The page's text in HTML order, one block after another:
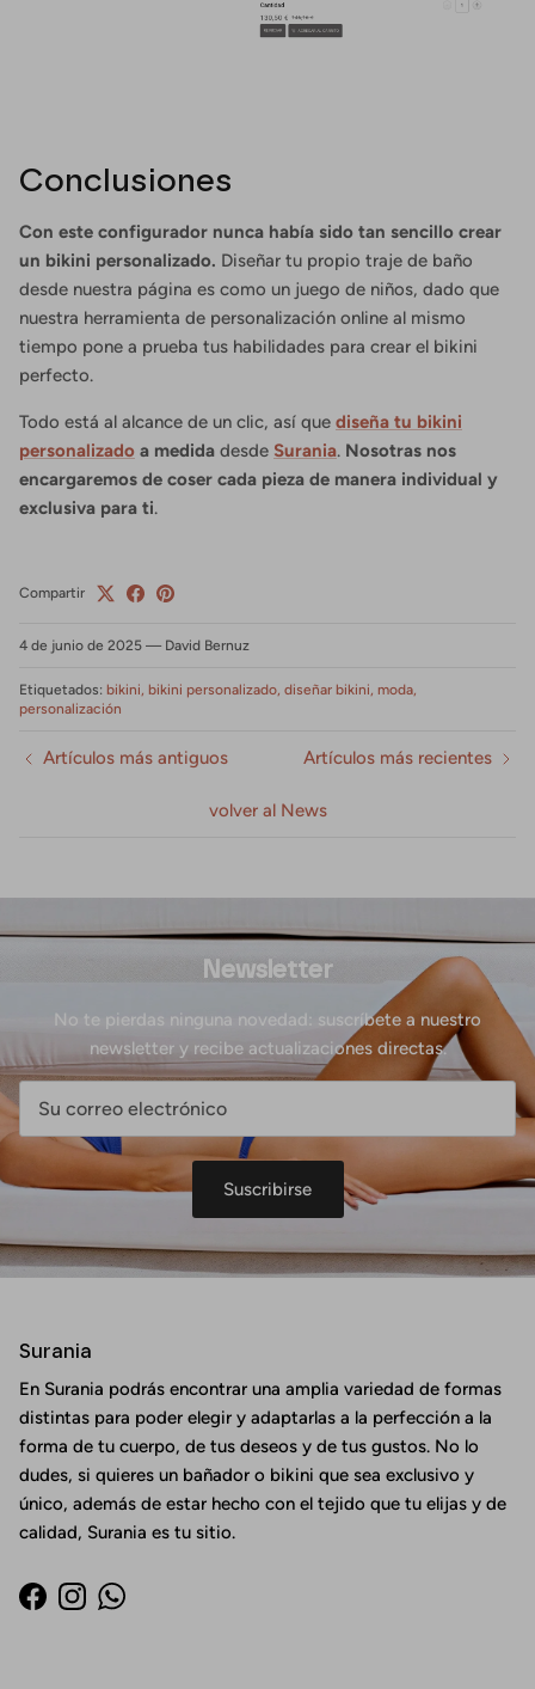
Conclusiones
Con este configurador nunca había sido tan sencillo crear
un bikini personalizado. Diseñar tu propio traje de baño
desde nuestra página es como un juego de niños, dado que
nuestra herramienta de personalización online al mismo
tiempo pone a prueba tus habilidades para crear el bikini
perfecto.
Todo está al alcance de un clic, así que diseña tu bikini
personalizado a medida desde Surania. Nosotras nos
encargaremos de coser cada pieza de manera individual y
exclusiva para ti.
Compartir
4 de junio de 2025 — David Bernuz
Etiquetados: bikini bikini personalizado diseñar bikini moda
personalización
Artículos más antiguos
volver al News
Artículos más recientes
Newsletter
No te pierdas ninguna novedad: suscríbete a nuestro
newsletter y recibe actualizaciones directas.
Suscribirse
Surania
En Surania podrás encontrar una amplia variedad de formas
distintas para poder elegir y adaptarlas a la perfección a la
forma de tu cuerpo, de tus deseos y de tus gustos. No lo
dudes, si quieres un bañador o bikini que sea exclusivo y
único, además de estar hecho con el tejido que tu elijas y de
calidad, Surania es tu sitio.
Facebook
InstagramWhatsApp